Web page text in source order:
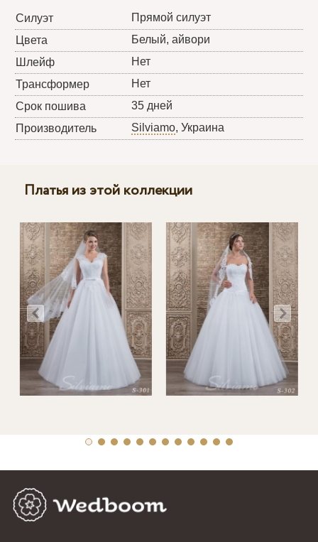
Силуэт
Прямой силуэт
Цвета
Белый, айвори
Шлейф
Нет
Трансформер
Нет
Срок пошива
35 дней
Производитель
Silviamo, Украина
Платья из этой коллекции